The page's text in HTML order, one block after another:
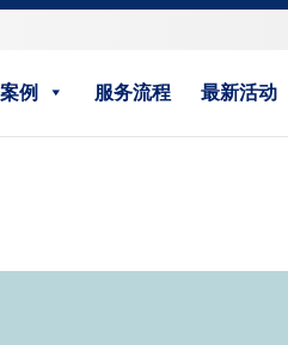
例 服务流程 最新活动